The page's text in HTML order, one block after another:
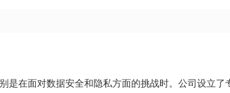
是在面对数据安全和隐私方面的挑战时。公司设立了